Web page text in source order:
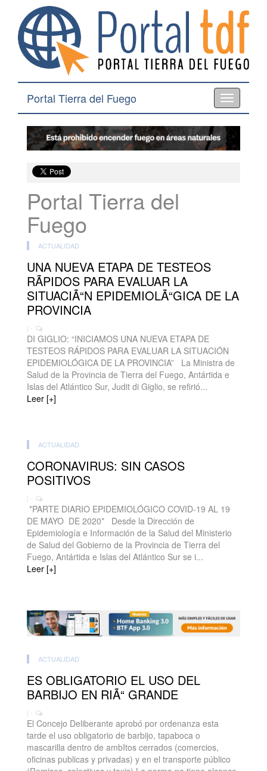
Toggle
navigation
Portal Tierra del Fuego
Portal Tierra del
Fuego
ACTUALIDAD
UNA NUEVA ETAPA DE TESTEOS
RÃPIDOS PARA EVALUAR LA
SITUACIÃ“N EPIDEMIOLÃ“GICA DE LA
PROVINCIA
| -
DI GIGLIO: “INICIAMOS UNA NUEVA ETAPA DE
TESTEOS RÁPIDOS PARA EVALUAR LA SITUACIÓN
EPIDEMIOLÓGICA DE LA PROVINCIA” La Ministra de
Salud de la Provincia de Tierra del Fuego, Antártida e
Islas del Atlántico Sur, Judit di Giglio, se refirió...
Leer [+]
ACTUALIDAD
CORONAVIRUS: SIN CASOS
POSITIVOS
| -
*PARTE DIARIO EPIDEMIOLÓGICO COVID-19 AL 19
DE MAYO DE 2020* Desde la Dirección de
Epidemiología e Información de la Salud del Ministerio
de Salud del Gobierno de la Provincia de Tierra del
Fuego, Antártida e Islas del Atlántico Sur se i...
Leer [+]
ACTUALIDAD
ES OBLIGATORIO EL USO DEL
BARBIJO EN RIÃ“ GRANDE
| -
El Concejo Deliberante aprobó por ordenanza esta
tarde el uso obligatorio de barbijo, tapaboca o
mascarilla dentro de ambItos cerrados (comercios,
oficinas publicas y privadas) y en el transporte público